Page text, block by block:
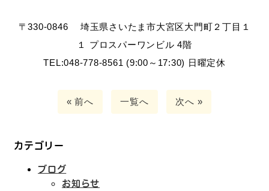
〒330-0846 埼玉県さいたま市大宮区大門町２丁目１
１ プロスパーワンビル 4階
TEL:048-778-8561 (9:00～17:30) 日曜定休
« 前へ 一覧へ 次へ »
カテゴリー
ブログ
お知らせ